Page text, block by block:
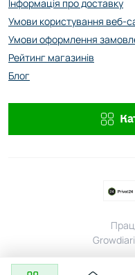
Інформація про доставку
Умови користування веб-
Умови оформлення
Рейтинг магазинів
Блог